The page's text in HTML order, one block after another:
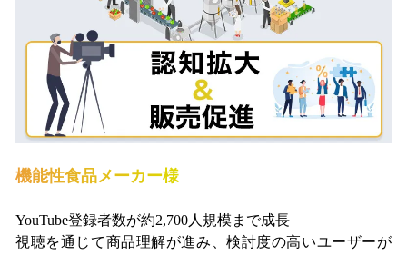
機能性食品メーカー様
YouTube登録者数が約2,700人規模まで成長
視聴を通じて商品理解が進み、検討度の高いユーザーが